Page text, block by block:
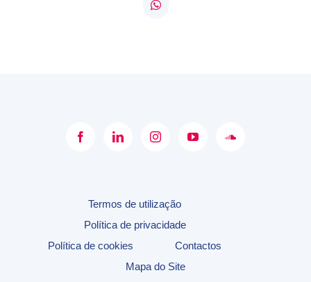
WhatsApp
Termos de utilização
Política de privacidade
Política de cookies
Contactos
Mapa do Site